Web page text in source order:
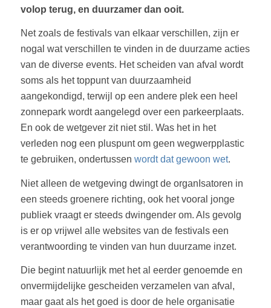
volop terug, en duurzamer dan ooit.
Net zoals de festivals van elkaar verschillen, zijn er
nogal wat verschillen te vinden in de duurzame acties
van de diverse events. Het scheiden van afval wordt
soms als het toppunt van duurzaamheid
aangekondigd, terwijl op een andere plek een heel
zonnepark wordt aangelegd over een parkeerplaats.
En ook de wetgever zit niet stil. Was het in het
verleden nog een pluspunt om geen wegwerpplastic
te gebruiken, ondertussen wordt dat gewoon wet.
Niet alleen de wetgeving dwingt de organIsatoren in
een steeds groenere richting, ook het vooral jonge
publiek vraagt er steeds dwingender om. Als gevolg
is er op vrijwel alle websites van de festivals een
verantwoording te vinden van hun duurzame inzet.
Die begint natuurlijk met het al eerder genoemde en
onvermijdelijke gescheiden verzamelen van afval,
maar gaat als het goed is door de hele organisatie